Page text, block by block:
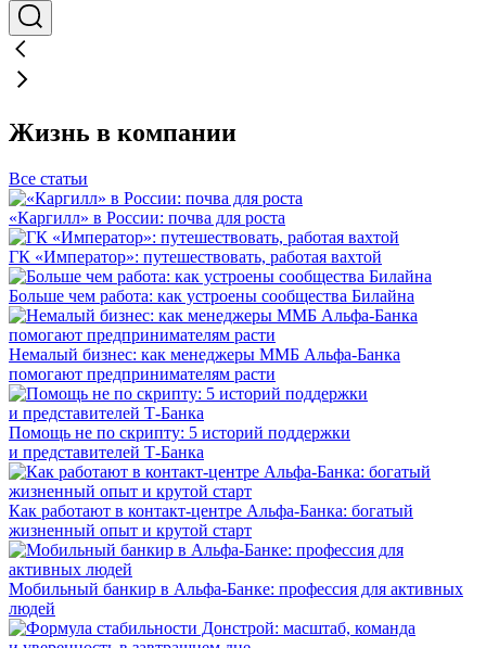
Жизнь в компании
Все статьи
«Каргилл» в России: почва для роста
ГК «Император»: путешествовать, работая вахтой
Больше чем работа: как устроены сообщества Билайна
Немалый бизнес: как менеджеры ММБ Альфа-Банка
помогают предпринимателям расти
Помощь не по скрипту: 5 историй поддержки
и представителей Т-Банка
Как работают в контакт-центре Альфа-Банка: богатый
жизненный опыт и крутой старт
Мобильный банкир в Альфа-Банке: профессия для активных
людей